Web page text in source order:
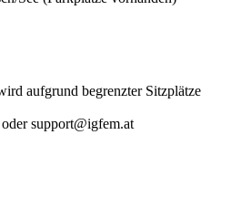
aufgrund begrenzter Sitzplätze
support@igfem.at